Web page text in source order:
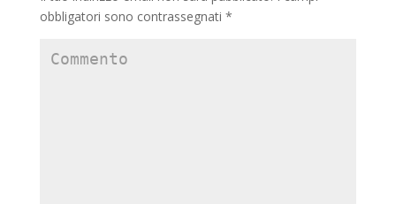
obbligatori sono contrassegnati *